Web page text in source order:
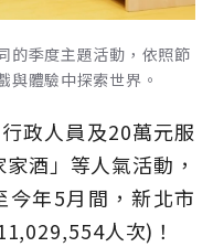
的季度主題活動，依照節
與體驗中探索世界。
政人員及20萬元服
酒」等人氣活動，
今年5月間，新北市
人次)！